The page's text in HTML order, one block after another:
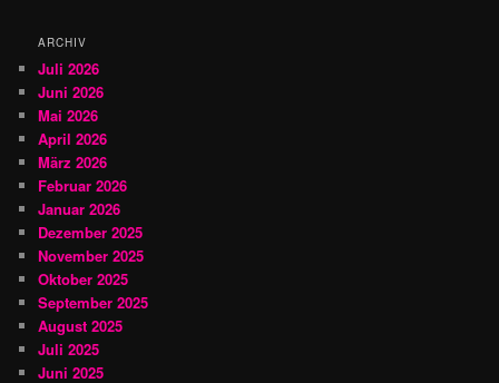
ARCHIV
Juli 2026
Juni 2026
Mai 2026
April 2026
März 2026
Februar 2026
Januar 2026
Dezember 2025
November 2025
Oktober 2025
September 2025
August 2025
Juli 2025
Juni 2025